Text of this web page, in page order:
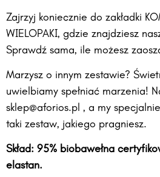
Zajrzyj koniecznie do zakładki
WIELOPAKI, gdzie znajdziesz
Sprawdź sama, ile możesz
Marzysz o innym zestawie?
uwielbiamy spełniać marzenia!
sklep@aforios.pl , a my
taki zestaw, jakiego pragniesz.
Skład: 95% biobawełna
elastan.